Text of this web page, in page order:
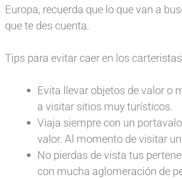
Europa, recuerda que lo que van a
que te des cuenta.
Tips para evitar caer en los carteristas
Evita llevar objetos de valor o
a visitar sitios muy turísticos.
Viaja siempre con un
valor. Al momento de visitar
No pierdas de vista tus
con mucha aglomeración de